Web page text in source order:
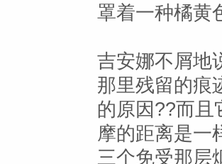
罩着一种橘黄
吉安娜不屑地
那里残留的痕
的原因??而且
摩的距离是一
三个免受那层